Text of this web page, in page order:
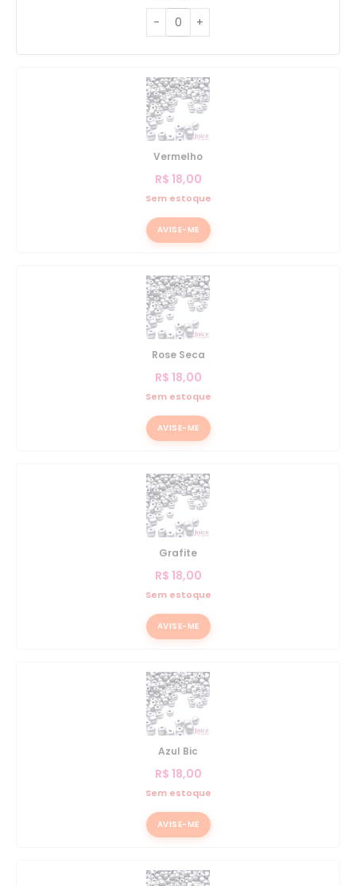
Vermelho
R$ 18,00
Sem estoque
AVISE-ME
Rose Seca
R$ 18,00
Sem estoque
AVISE-ME
Grafite
R$ 18,00
Sem estoque
AVISE-ME
Azul Bic
R$ 18,00
Sem estoque
AVISE-ME